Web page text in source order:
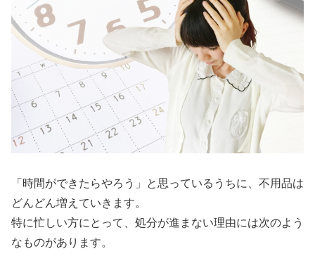
「時間ができたらやろう」と思っているうちに、不用品は
どんどん増えていきます。
特に忙しい方にとって、処分が進まない理由には次のよう
なものがあります。